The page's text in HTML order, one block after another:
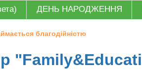
ДЕНЬ НАРОДЖЕННЯ
благодійністю